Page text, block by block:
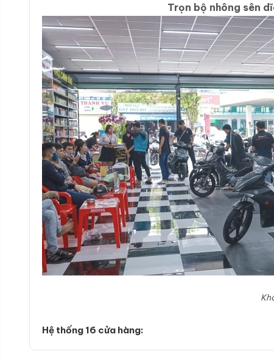
Trọn bộ nhông sên
Hệ thống 16 cửa hàng: